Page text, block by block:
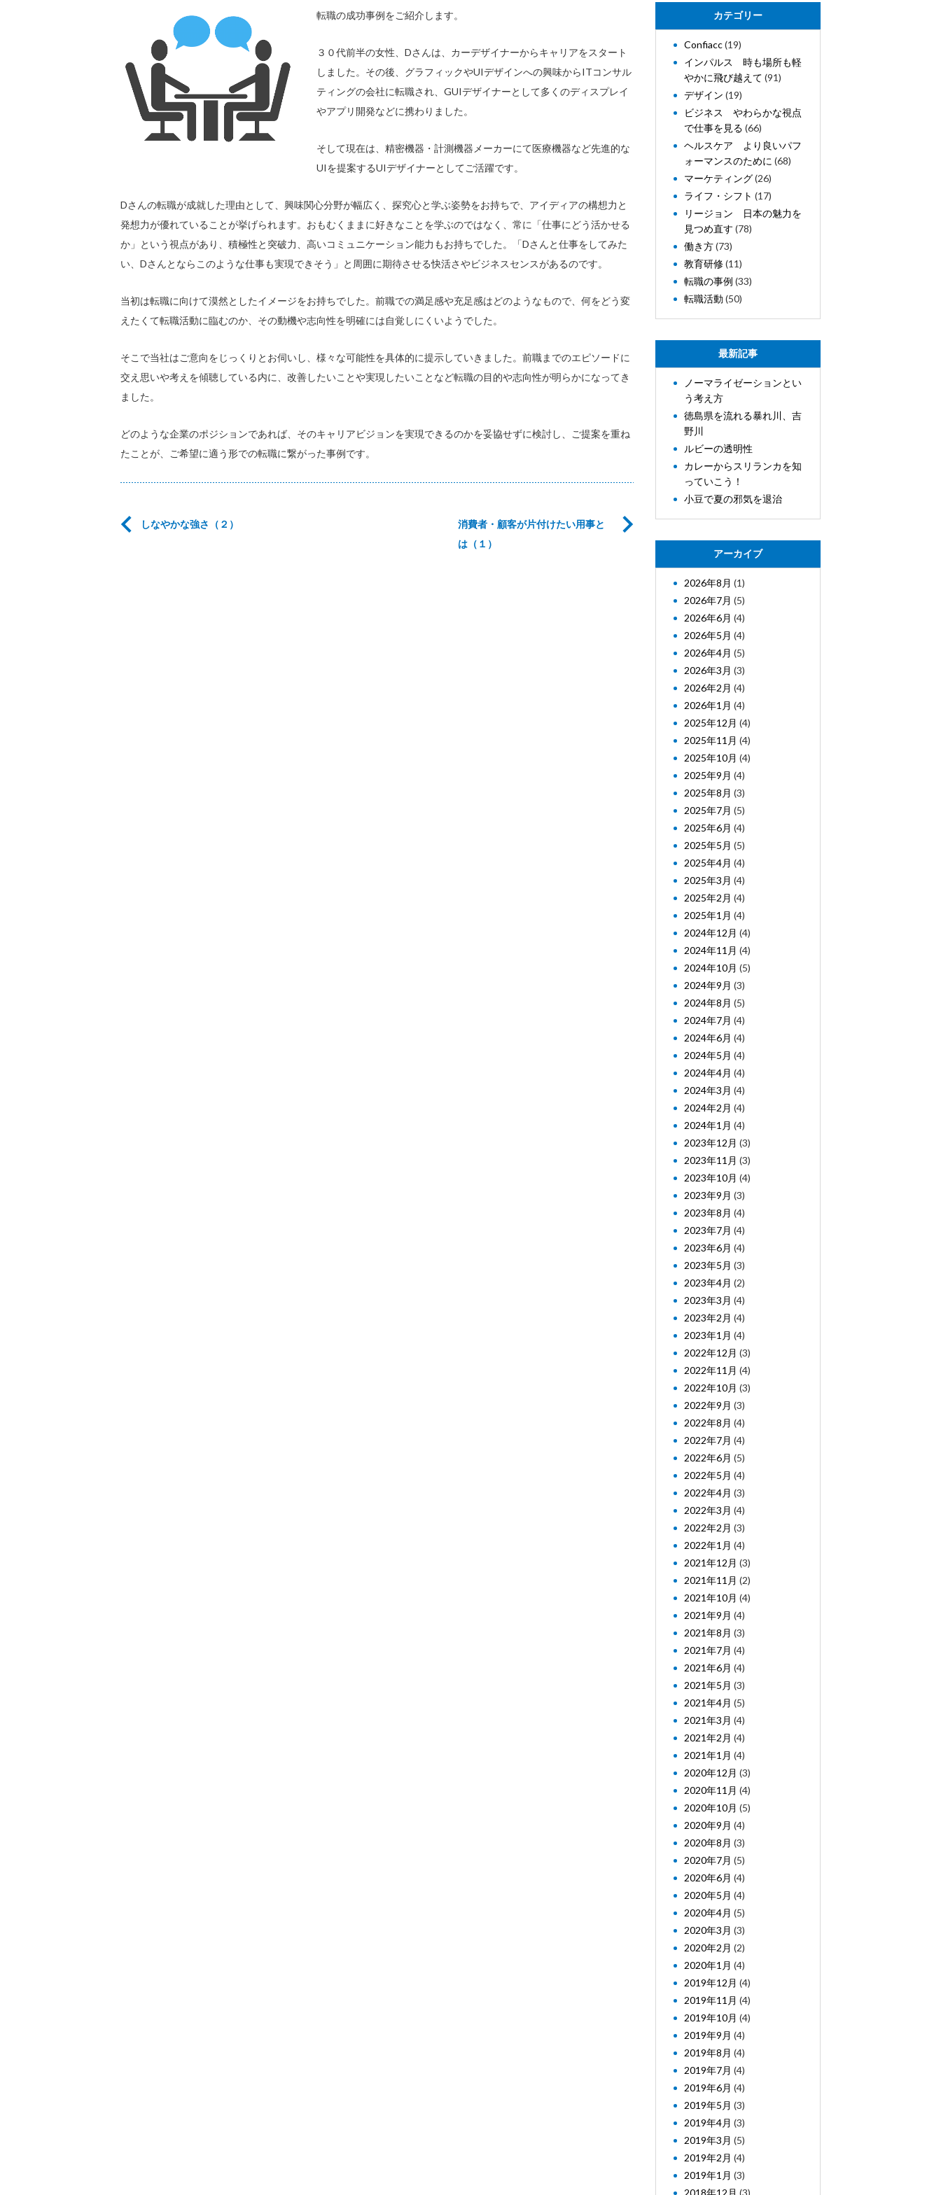
転職の成功事例をご紹介します。
３０代前半の女性、Dさんは、カーデザイナーからキャリアをスタート
しました。その後、グラフィックやUIデザインへの興味からITコンサル
ティングの会社に転職され、GUIデザイナーとして多くのディスプレイ
やアプリ開発などに携わりました。
そして現在は、精密機器・計測機器メーカーにて医療機器など先進的な
UIを提案するUIデザイナーとしてご活躍です。
Dさんの転職が成就した理由として、興味関心分野が幅広く、探究心と学ぶ姿勢をお持ちで、アイディアの構想力と
発想力が優れていることが挙げられます。おもむくままに好きなことを学ぶのではなく、常に「仕事にどう活かせる
か」という視点があり、積極性と突破力、高いコミュニケーション能力もお持ちでした。「Dさんと仕事をしてみた
い、Dさんとならこのような仕事も実現できそう」と周囲に期待させる快活さやビジネスセンスがあるのです。
当初は転職に向けて漠然としたイメージをお持ちでした。前職での満足感や充足感はどのようなもので、何をどう変
えたくて転職活動に臨むのか、その動機や志向性を明確には自覚しにくいようでした。
そこで当社はご意向をじっくりとお伺いし、様々な可能性を具体的に提示していきました。前職までのエピソードに
交え思いや考えを傾聴している内に、改善したいことや実現したいことなど転職の目的や志向性が明らかになってき
ました。
どのような企業のポジションであれば、そのキャリアビジョンを実現できるのかを妥協せずに検討し、ご提案を重ね
たことが、ご希望に適う形での転職に繋がった事例です。
消費者・顧客が片付けたい用事と
は（１）
しなやかな強さ（２）
カテゴリー
Confiacc(19)
インパルス 時も場所も軽
やかに飛び越えて (91)
デザイン (19)
ビジネス やわらかな視点
で仕事を見る (66)
ヘルスケア より良いパフ
ォーマンスのために (68)
マーケティング(26)
ライフ・シフト (17)
リージョン 日本の魅力を
見つめ直す (78)
働き方(73)
教育研修(11)
転職の事例 (33)
転職活動 (50)
最新記事
ノーマライゼーションとい
う考え方
徳島県を流れる暴れ川、吉
野川
ルビーの透明性
カレーからスリランカを知
っていこう！
小豆で夏の邪気を退治
アーカイブ
2026年8月 (1)
2026年7月 (5)
2026年6月 (4)
2026年5月 (4)
2026年4月 (5)
2026年3月 (3)
2026年2月 (4)
2026年1月 (4)
2025年12月 (4)
2025年11月 (4)
2025年10月 (4)
2025年9月 (4)
2025年8月 (3)
2025年7月 (5)
2025年6月 (4)
2025年5月 (5)
2025年4月 (4)
2025年3月 (4)
2025年2月 (4)
2025年1月 (4)
2024年12月 (4)
2024年11月 (4)
2024年10月 (5)
2024年9月 (3)
2024年8月 (5)
2024年7月 (4)
2024年6月 (4)
2024年5月 (4)
2024年4月 (4)
2024年3月 (4)
2024年2月 (4)
2024年1月 (4)
2023年12月 (3)
2023年11月 (3)
2023年10月 (4)
2023年9月 (3)
2023年8月 (4)
2023年7月 (4)
2023年6月 (4)
2023年5月 (3)
2023年4月 (2)
2023年3月 (4)
2023年2月 (4)
2023年1月 (4)
2022年12月 (3)
2022年11月 (4)
2022年10月 (3)
2022年9月 (3)
2022年8月 (4)
2022年7月 (4)
2022年6月 (5)
2022年5月 (4)
2022年4月 (3)
2022年3月 (4)
2022年2月 (3)
2022年1月 (4)
2021年12月 (3)
2021年11月 (2)
2021年10月 (4)
2021年9月 (4)
2021年8月 (3)
2021年7月 (4)
2021年6月 (4)
2021年5月 (3)
2021年4月 (5)
2021年3月 (4)
2021年2月 (4)
2021年1月 (4)
2020年12月 (3)
2020年11月 (4)
2020年10月 (5)
2020年9月 (4)
2020年8月 (3)
2020年7月 (5)
2020年6月 (4)
2020年5月 (4)
2020年4月 (5)
2020年3月 (3)
2020年2月 (2)
2020年1月 (4)
2019年12月 (4)
2019年11月 (4)
2019年10月 (4)
2019年9月 (4)
2019年8月 (4)
2019年7月 (4)
2019年6月 (4)
2019年5月 (3)
2019年4月 (3)
2019年3月 (5)
2019年2月 (4)
2019年1月 (3)
2018年12月 (3)